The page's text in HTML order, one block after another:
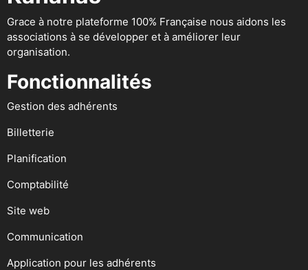
Grace à notre plateforme 100% Française nous aidons les
associations à se développer et à améliorer leur
organisation.
Fonctionnalités
Gestion des adhérents
Billetterie
Planification
Comptabilité
Site web
Communication
Application pour les adhérents